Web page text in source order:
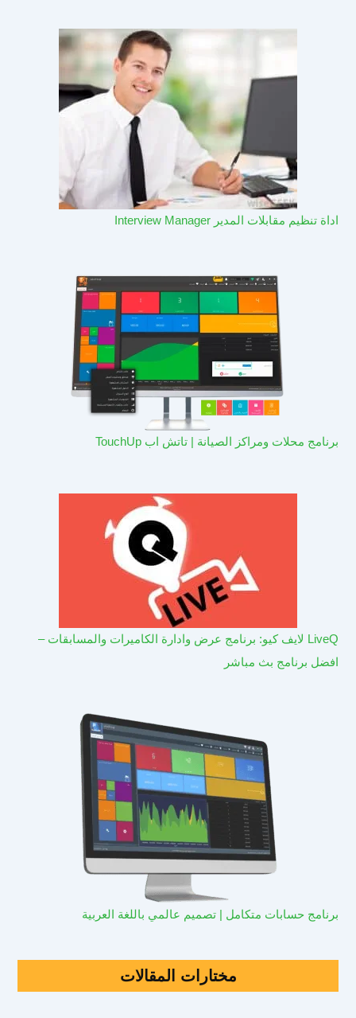
اداة تنظيم مقابلات المدير Interview Manager
برنامج محلات ومراكز الصيانة | تاتش اب TouchUp
LiveQ لايف كيو: برنامج عرض وادارة الكاميرات والمسابقات –
افضل برنامج بث مباشر
برنامج حسابات متكامل | تصميم عالمي باللغة العربية
مختارات المقالات